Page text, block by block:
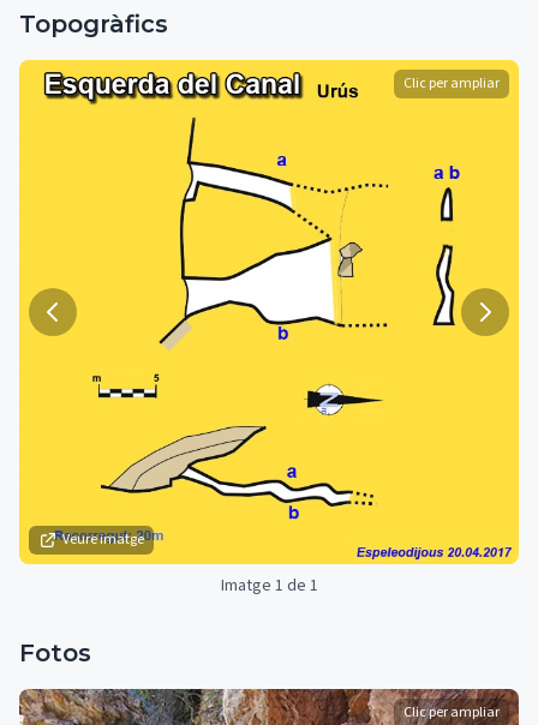
Topogràfics
Veure imatge
Clic per ampliar
Imatge 1 de 1
Fotos
Clic per ampliar